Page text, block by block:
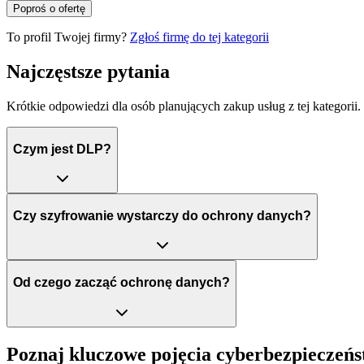
Poproś o ofertę
To profil Twojej firmy? Zgłoś firmę do tej kategorii
Najczęstsze pytania
Krótkie odpowiedzi dla osób planujących zakup usług z tej kategorii.
Czym jest DLP?
Czy szyfrowanie wystarczy do ochrony danych?
Od czego zacząć ochronę danych?
Poznaj kluczowe pojęcia